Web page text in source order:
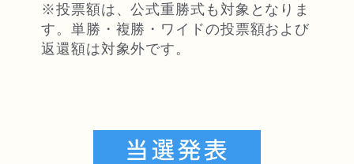
※投票額は、公式重勝式も対象となりま
す。単勝・複勝・ワイドの投票額および
返還額は対象外です。